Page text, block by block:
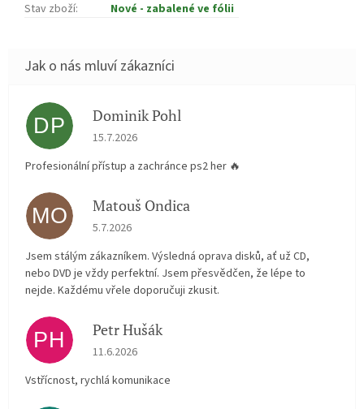
Stav zboží: Nové - zabalené ve fólii
DP Dominik Pohl
Hodnocení obchodu je 5 z 5 hvězdiček.
15.7.2026
Profesionální přístup a zachránce ps2 her 🔥
MO Matouš Ondica
Hodnocení obchodu je 5 z 5 hvězdiček.
5.7.2026
Jsem stálým zákazníkem. Výsledná oprava disků, ať už CD,
nebo DVD je vždy perfektní. Jsem přesvědčen, že lépe to
nejde. Každému vřele doporučuji zkusit.
PH Petr Hušák
Hodnocení obchodu je 5 z 5 hvězdiček.
11.6.2026
Vstřícnost, rychlá komunikace